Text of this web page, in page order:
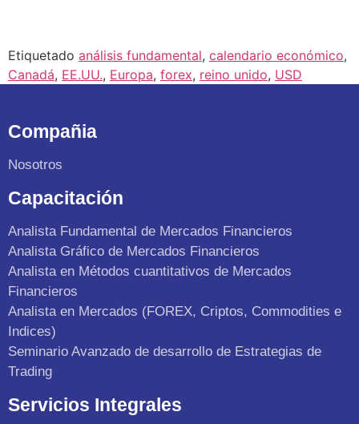
Etiquetado análisis fundamental, calendario económico,
Canadá, EE.UU., Europa, forex, reino unido, USD
Compañia
Nosotros
Capacitación
Analista Fundamental de Mercados Financieros
Analista Gráfico de Mercados Financieros
Analista en Métodos cuantitativos de Mercados
Financieros
Analista en Mercados (FOREX, Criptos, Commodities e
Indices)
Seminario Avanzado de desarrollo de Estrategias de
Trading
Servicios Integrales